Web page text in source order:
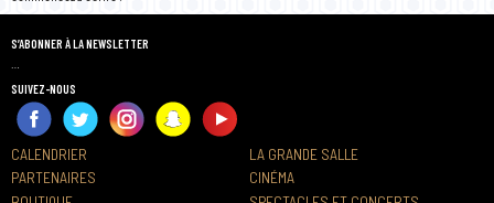
S’ABONNER À LA NEWSLETTER
SUIVEZ-NOUS
CALENDRIER
LA GRANDE SALLE
PARTENAIRES
CINÉMA